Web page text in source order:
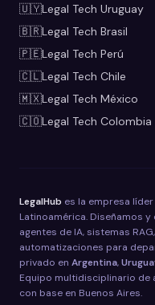
🇺🇾Legal Tech Uruguay
🇧🇷Legal Tech Brasil
🇵🇪Legal Tech Perú
🇨🇱Legal Tech Chile
🇲🇽Legal Tech México
🇨🇴Legal Tech Colombia
LegalHub es la empresa
Latinoamérica. Diseñamos
agentes de IA, sistemas
automatizaciones para
privado en Argentina,
Equipo multidisciplinario de
con base en Buenos Aires.